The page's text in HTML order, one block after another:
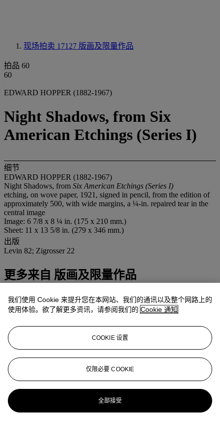
现场拍卖 17127 版画及限量作品
拍品 60
60
EDWARD HOPPER (1882-1967)
Night Shadows, from Six
American Etchings (Series I)
细节
EDWARD HOPPER (1882-1967)
Night Shadows, from Six American Etchings (Series I)
etching, on wove paper, 1921, signed in pencil, from the edition of
approximately 500, with wide margins, a ¼-in. repaired tear in the
central image
Image: 6 7/8 x 8 ¼ in. (175 x 210 mm.)
Sheet: 11 x 13 5/8 in. (279 x 346 mm.)
出版
Levin 82; Zigrosser 22
更多来自 版画及限量作品
查看全部
查看全部
我们使用 Cookie 来提升您在本网站、我们的通讯以及整个网路上的
使用体验。欲了解更多资讯，请参阅我们的 Cookie 通知
COOKIE 设置
仅限必要 COOKIE
全部接受